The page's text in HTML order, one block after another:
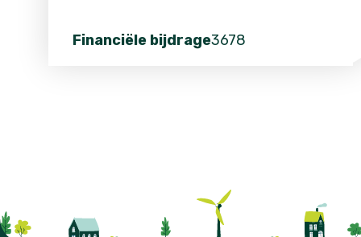
Financiële bijdrage3678